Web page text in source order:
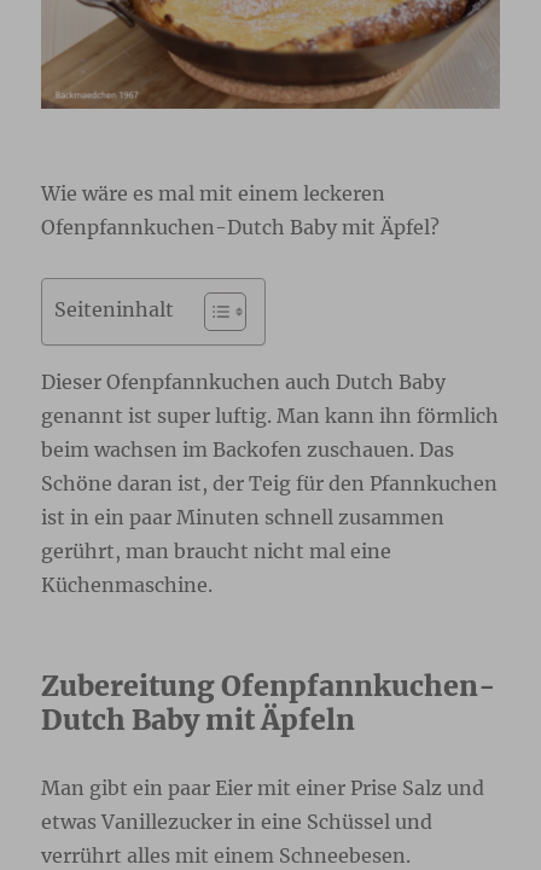
Wie wäre es mal mit einem leckeren
Ofenpfannkuchen-Dutch Baby mit Äpfel?
Seiteninhalt
Dieser Ofenpfannkuchen auch Dutch Baby
genannt ist super luftig. Man kann ihn förmlich
beim wachsen im Backofen zuschauen. Das
Schöne daran ist, der Teig für den Pfannkuchen
ist in ein paar Minuten schnell zusammen
gerührt, man braucht nicht mal eine
Küchenmaschine.
Zubereitung Ofenpfannkuchen-
Dutch Baby mit Äpfeln
Man gibt ein paar Eier mit einer Prise Salz und
etwas Vanillezucker in eine Schüssel und
verrührt alles mit einem Schneebesen.